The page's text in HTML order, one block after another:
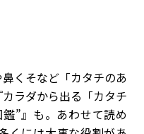
くそなど「カタチのあ
ラダから出る「カタチ
”』も。あわせて読め